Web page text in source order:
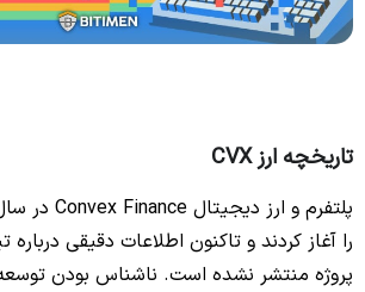
تاریخچه ارز CVX
را آغاز کردند و تاکنون اطلاعات دقیقی
پروژه منتشر نشده است. ناشناس بودن